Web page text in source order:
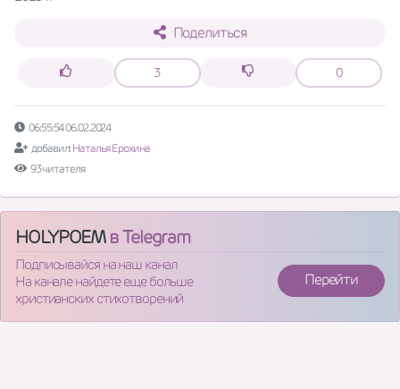
Поделиться
3 0
06:55:54 06.02.2024
добавил: Наталья Ерохина
93 читателя
HOLYPOEMв Telegram
Подписывайся на наш канал
На канале найдете еще больше
христианских стихотворений
Перейти